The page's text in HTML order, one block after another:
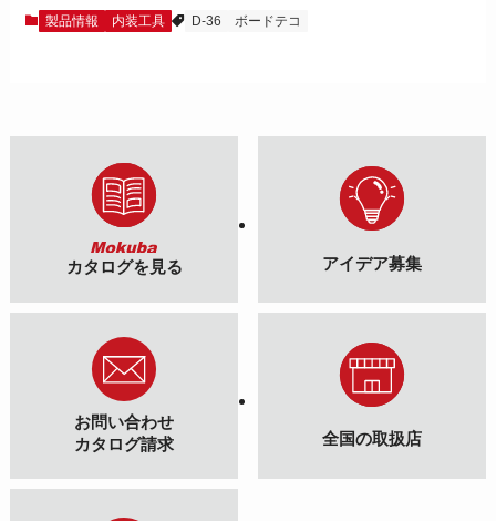
製品情報 内装工具 D-36 ボードテコ
カタログを見る アイデア募集
お問い合わせ
カタログ請求
全国の取扱店